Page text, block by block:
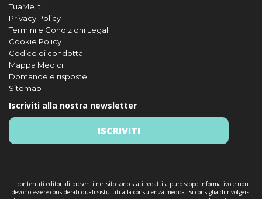
TuaMe.it
Privacy Policy
Termini e Condizioni Legali
Cookie Policy
Codice di condotta
Mappa Medici
Domande e risposte
Sitemap
Iscriviti alla nostra newsletter
ISCRIVITI
I contenuti editoriali presenti nel sito sono stati redatti a puro scopo informativo e non
devono essere considerati quali sistututi alla consulenza medica. Si consiglia di rivolgersi